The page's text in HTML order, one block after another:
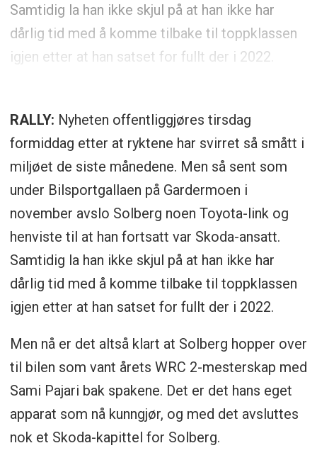
Samtidig la han ikke skjul på at han ikke har
dårlig tid med å komme tilbake til toppklassen
igjen etter at han satset for fullt der i 2022.
RALLY: Nyheten offentliggjøres tirsdag
formiddag etter at ryktene har svirret så smått i
miljøet de siste månedene. Men så sent som
under Bilsportgallaen på Gardermoen i
november avslo Solberg noen Toyota-link og
henviste til at han fortsatt var Skoda-ansatt.
Samtidig la han ikke skjul på at han ikke har
dårlig tid med å komme tilbake til toppklassen
igjen etter at han satset for fullt der i 2022.
Men nå er det altså klart at Solberg hopper over
til bilen som vant årets WRC 2-mesterskap med
Sami Pajari bak spakene. Det er det hans eget
apparat som nå kunngjør, og med det avsluttes
nok et Skoda-kapittel for Solberg.